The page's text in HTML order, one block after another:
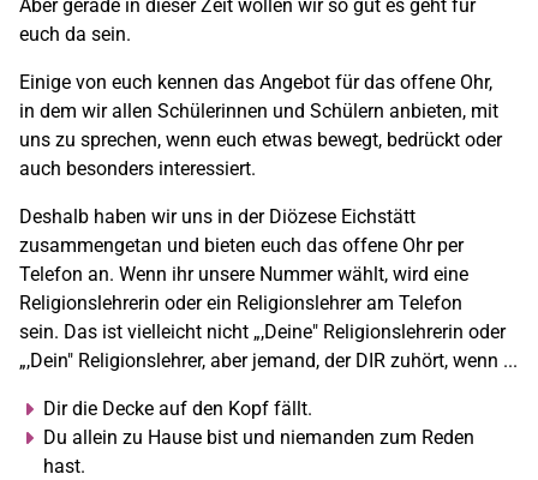
Aber gerade in dieser Zeit wollen wir so gut es geht für
euch da sein.
Einige von euch kennen das Angebot für das offene Ohr,
in dem wir allen Schülerinnen und Schülern anbieten, mit
uns zu sprechen, wenn euch etwas bewegt, bedrückt oder
auch besonders interessiert.
Deshalb haben wir uns in der Diözese Eichstätt
zusammengetan und bieten euch das offene Ohr per
Telefon an. Wenn ihr unsere Nummer wählt, wird eine
Religionslehrerin oder ein Religionslehrer am Telefon
sein. Das ist vielleicht nicht „,Deine" Religionslehrerin oder
„,Dein" Religionslehrer, aber jemand, der DIR zuhört, wenn ...
Dir die Decke auf den Kopf fällt.
Du allein zu Hause bist und niemanden zum Reden
hast.